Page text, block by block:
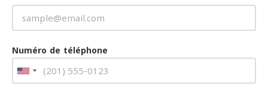
Numéro de téléphone